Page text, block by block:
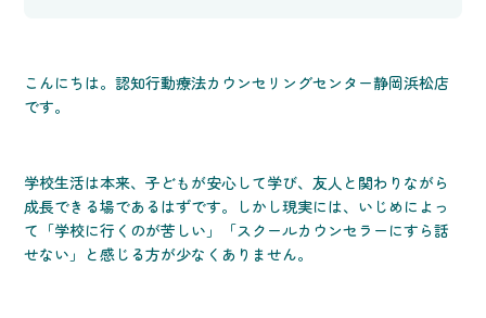
こんにちは。認知行動療法カウンセリングセンター静岡浜松店
です。
学校生活は本来、子どもが安心して学び、友人と関わりながら
成長できる場であるはずです。しかし現実には、いじめによっ
て「学校に行くのが苦しい」「スクールカウンセラーにすら話
せない」と感じる方が少なくありません。